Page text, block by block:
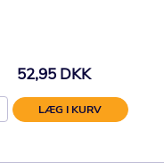
52,95 DKK
LÆG I KURV